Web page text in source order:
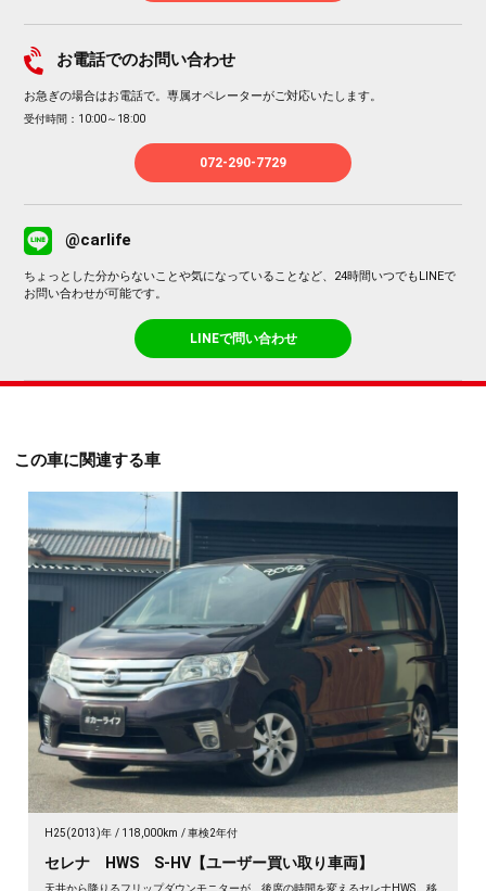
お電話でのお問い合わせ
お急ぎの場合はお電話で。専属オペレーターがご対応いたします。
受付時間：10:00～18:00
072-290-7729
@carlife
ちょっとした分からないことや気になっていることなど、24時間いつでもLINEで
お問い合わせが可能です。
LINEで問い合わせ
この車に関連する車
H25(2013)年 118,000km 車検2年付
セレナ HWS S-HV【ユーザー買い取り車両】
天井から降りるフリップダウンモニターが、後席の時間を変えるセレナHWS。移